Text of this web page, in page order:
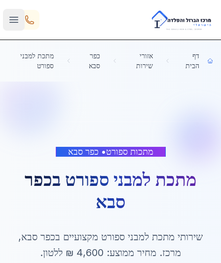
Skip to main content
דף
הבית
אזורי
שירות
כפר
סבא
מתכת למבני
ספורט
מתכות ספורט• כפר סבא
מתכת למבני ספורט בכפר
סבא
שירותי מתכת למבני ספורט מקצועיים בכפר סבא,
מרכז. מחיר ממוצע: 4,600 ₪ ללטון.